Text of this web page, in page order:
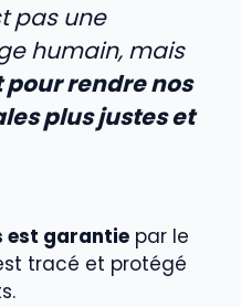
pas une
humain, mais
rendre nos
plus justes et
est garantie par le
tracé et protégé